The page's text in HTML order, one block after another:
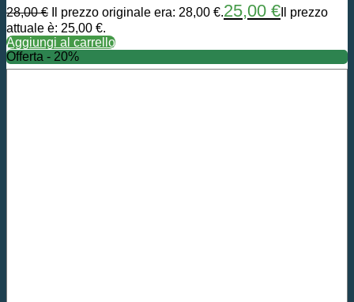
28,00€ Il prezzo originale era: 28,00 €.25,00 € Il prezzo
attuale è: 25,00 €.
Aggiungi al carrello
Offerta - 20%